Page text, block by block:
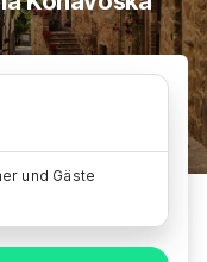
und Gäste